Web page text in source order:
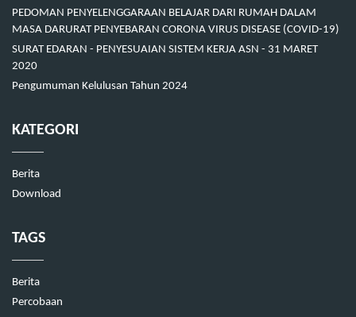
PEDOMAN PENYELENGGARAAN BELAJAR DARI RUMAH DALAM
MASA DARURAT PENYEBARAN CORONA VIRUS DISEASE (COVID-19)
SURAT EDARAN - PENYESUAIAN SISTEM KERJA ASN - 31 MARET
2020
Pengumuman Kelulusan Tahun 2024
KATEGORI
Berita
Download
TAGS
Berita
Percobaan